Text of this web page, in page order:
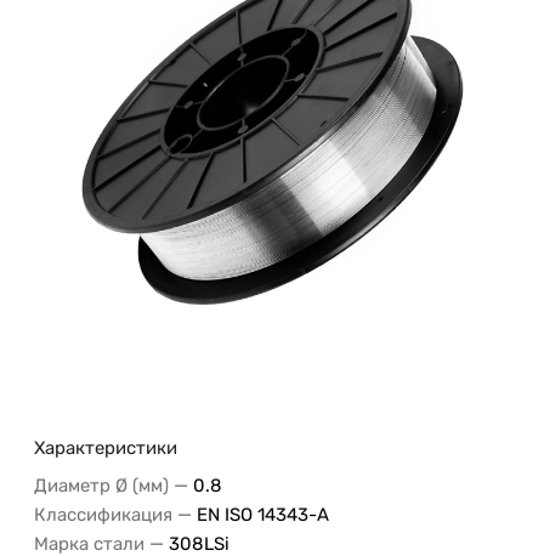
Характеристики
Диаметр Ø (мм) — 0.8
Классификация — EN ISO 14343-A
Марка стали — 308LSi